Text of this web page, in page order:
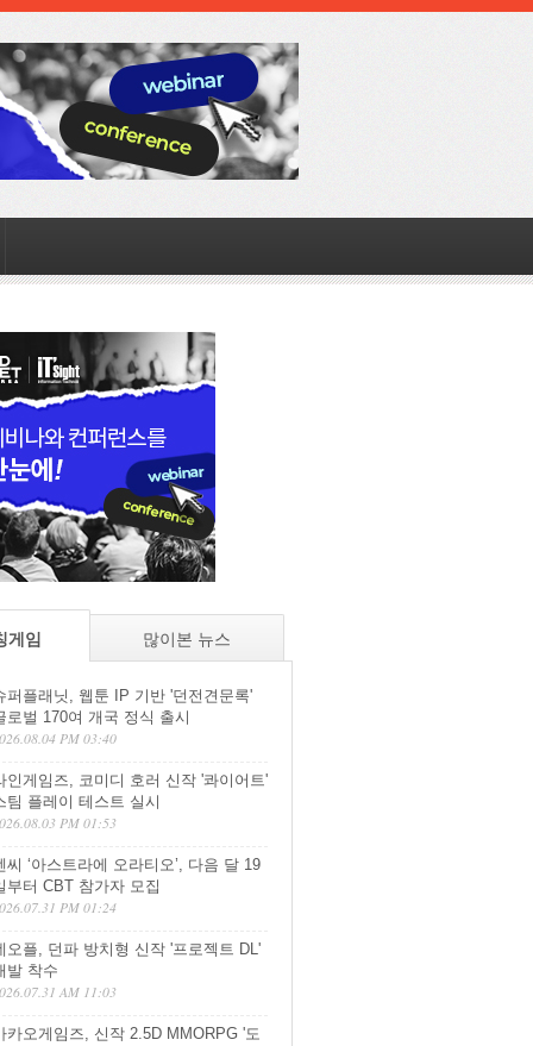
게임 많이본 뉴스
퍼플래닛, 웹툰 IP 기반 '던전견문록'
로벌 170여 개국 정식 출시
PM 03:40
인게임즈, 코미디 호러 신작 '콰이어트'
팀 플레이 테스트 실시
PM 01:53
씨 ‘아스트라에 오라티오’, 다음 달 19
부터 CBT 참가자 모집
PM 01:24
오플, 던파 방치형 신작 '프로젝트 DL'
발 착수
AM 11:03
카오게임즈, 신작 2.5D MMORPG '도